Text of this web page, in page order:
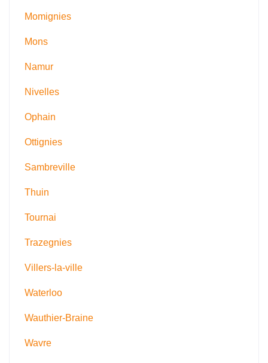
Momignies
Mons
Namur
Nivelles
Ophain
Ottignies
Sambreville
Thuin
Tournai
Trazegnies
Villers-la-ville
Waterloo
Wauthier-Braine
Wavre